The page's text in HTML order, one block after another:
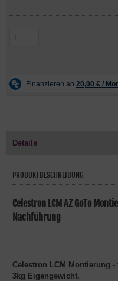
Details
PRODUKTBESCHREIBUNG
Celestron LCM AZ GoTo
Nachführung
Celestron LCM Montierung
3kg Eigengewicht.